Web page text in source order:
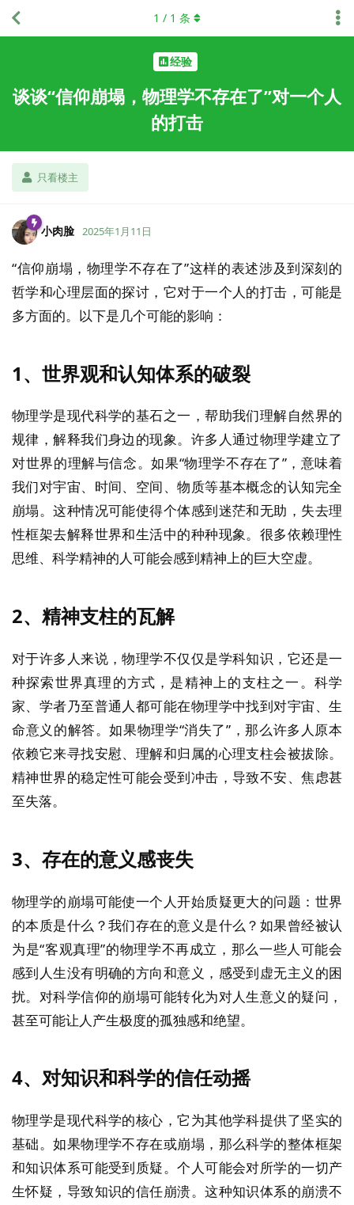
经验
谈谈“信仰崩塌，物理学不存在了”对一个人
的打击
只看楼主
1 / 1 条
小肉脸 2025年1月11日
“信仰崩塌，物理学不存在了”这样的表述涉及到深刻的
哲学和心理层面的探讨，它对于一个人的打击，可能是
多方面的。以下是几个可能的影响：
1、 世界观和认知体系的破裂
物理学是现代科学的基石之一，帮助我们理解自然界的
规律，解释我们身边的现象。许多人通过物理学建立了
对世界的理解与信念。如果“物理学不存在了”，意味着
我们对宇宙、时间、空间、物质等基本概念的认知完全
崩塌。这种情况可能使得个体感到迷茫和无助，失去理
性框架去解释世界和生活中的种种现象。很多依赖理性
思维、科学精神的人可能会感到精神上的巨大空虚。
2、 精神支柱的瓦解
对于许多人来说，物理学不仅仅是学科知识，它还是一
种探索世界真理的方式，是精神上的支柱之一。科学
家、学者乃至普通人都可能在物理学中找到对宇宙、生
命意义的解答。如果物理学“消失了”，那么许多人原本
依赖它来寻找安慰、理解和归属的心理支柱会被拔除。
精神世界的稳定性可能会受到冲击，导致不安、焦虑甚
至失落。
3、 存在的意义感丧失
物理学的崩塌可能使一个人开始质疑更大的问题：世界
的本质是什么？我们存在的意义是什么？如果曾经被认
为是“客观真理”的物理学不再成立，那么一些人可能会
感到人生没有明确的方向和意义，感受到虚无主义的困
扰。对科学信仰的崩塌可能转化为对人生意义的疑问，
甚至可能让人产生极度的孤独感和绝望。
4、 对知识和科学的信任动摇
物理学是现代科学的核心，它为其他学科提供了坚实的
基础。如果物理学不存在或崩塌，那么科学的整体框架
和知识体系可能受到质疑。个人可能会对所学的一切产
生怀疑，导致知识的信任崩溃。这种知识体系的崩溃不